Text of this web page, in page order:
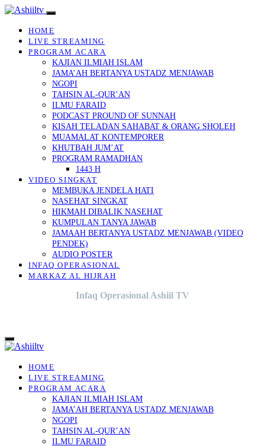
HOME
LIVE STREAMING
PROGRAM ACARA
KAJIAN ILMIAH ISLAM
JAMA’AH BERTANYA USTADZ MENJAWAB
NGOPI
TAHSIN AL-QUR’AN
ILMU FARAID
PODCAST PROUND OF SUNNAH
KISAH TELADAN SAHABAT & ORANG SHOLEH
MUAMALAT KONTEMPORER
KHUTBAH JUM’AT
PROGRAM RAMADHAN
1443 H
VIDEO SINGKAT
MEMBUKA JENDELA HATI
NASEHAT SINGKAT
HIKMAH DIBALIK NASEHAT
KUMPULAN TANYA JAWAB
JAMAAH BERTANYA USTADZ MENJAWAB (VIDEO
PENDEK)
AUDIO POSTER
INFAQ OPERASIONAL
MARKAZ AL HIJRAH
Infaq Operasional Ashiil TV
HOME
LIVE STREAMING
PROGRAM ACARA
KAJIAN ILMIAH ISLAM
JAMA’AH BERTANYA USTADZ MENJAWAB
NGOPI
TAHSIN AL-QUR’AN
ILMU FARAID